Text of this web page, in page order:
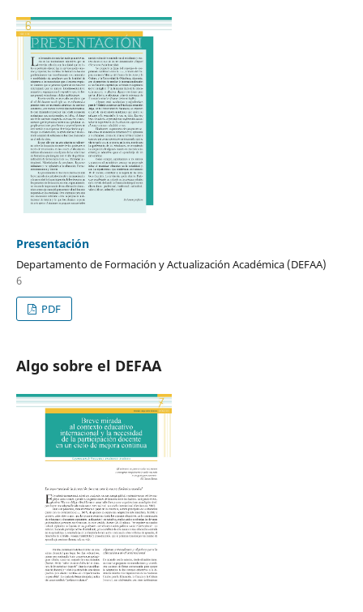
Presentación
Departamento de Formación y Actualización Académica (DEFAA)
6
PDF
Algo sobre el DEFAA